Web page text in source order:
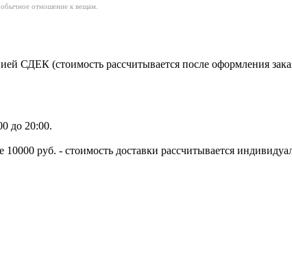
обычное отношение к вещам.
СДЕК (стоимость рассчитывается после оформления
до 20:00.
руб. - стоимость доставки рассчитывается